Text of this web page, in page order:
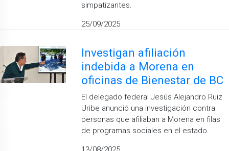
simpatizantes.
25/09/2025
Investigan afiliación
indebida a Morena en
oficinas de Bienestar de BC
El delegado federal Jesús Alejandro Ruiz
Uribe anunció una investigación contra
personas que afiliaban a Morena en filas
de programas sociales en el estado.